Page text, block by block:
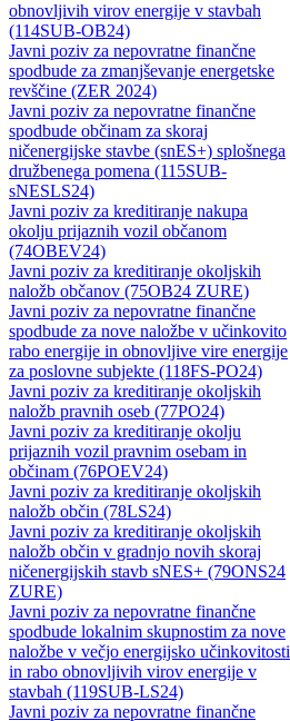
obnovljivih virov energije v stavbah
(114SUB-OB24)
Javni poziv za nepovratne finančne
spodbude za zmanjševanje energetske
revščine (ZER 2024)
Javni poziv za nepovratne finančne
spodbude občinam za skoraj
ničenergijske stavbe (snES+) splošnega
družbenega pomena (115SUB-
sNESLS24)
Javni poziv za kreditiranje nakupa
okolju prijaznih vozil občanom
(74OBEV24)
Javni poziv za kreditiranje okoljskih
naložb občanov (75OB24 ZURE)
Javni poziv za nepovratne finančne
spodbude za nove naložbe v učinkovito
rabo energije in obnovljive vire energije
za poslovne subjekte (118FS-PO24)
Javni poziv za kreditiranje okoljskih
naložb pravnih oseb (77PO24)
Javni poziv za kreditiranje okolju
prijaznih vozil pravnim osebam in
občinam (76POEV24)
Javni poziv za kreditiranje okoljskih
naložb občin (78LS24)
Javni poziv za kreditiranje okoljskih
naložb občin v gradnjo novih skoraj
ničenergijskih stavb sNES+ (79ONS24
ZURE)
Javni poziv za nepovratne finančne
spodbude lokalnim skupnostim za nove
naložbe v večjo energijsko učinkovitosti
in rabo obnovljivih virov energije v
stavbah (119SUB-LS24)
Javni poziv za nepovratne finančne